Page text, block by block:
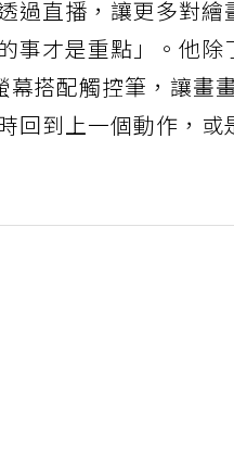
過直播，讓更多對繪
事才是重點」。他除
搭配觸控筆，讓畫
回到上一個動作，或